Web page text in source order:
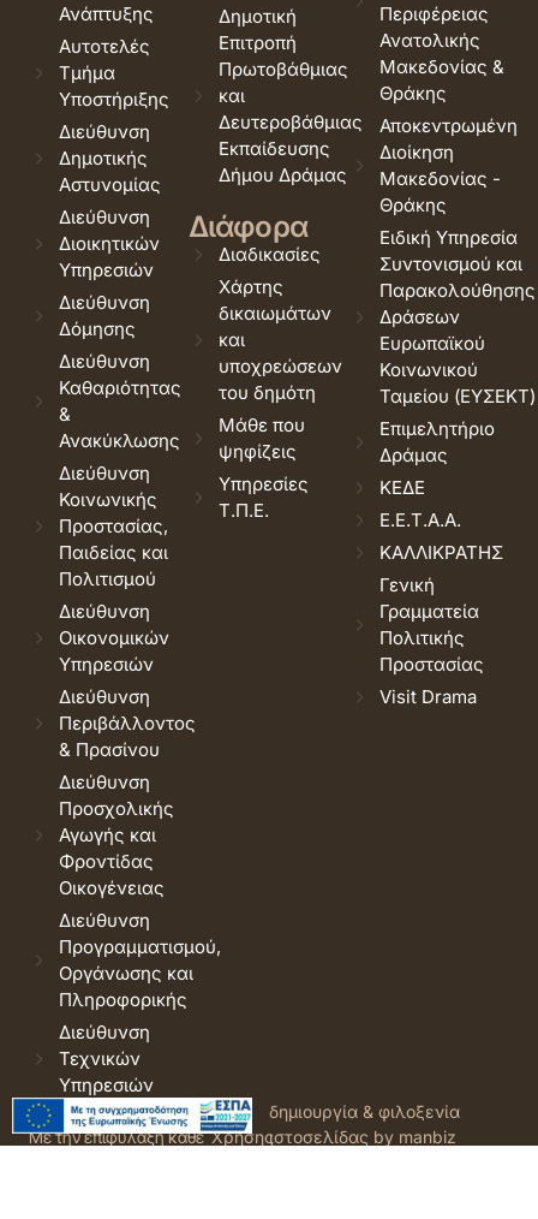
Ανάπτυξης
Αυτοτελές
Τμήμα
Υποστήριξης
Διεύθυνση
Δημοτικής
Αστυνομίας
Διεύθυνση
Διοικητικών
Υπηρεσιών
Διεύθυνση
Δόμησης
Διεύθυνση
Καθαριότητας
&
Ανακύκλωσης
Διεύθυνση
Κοινωνικής
Προστασίας,
Παιδείας και
Πολιτισμού
Διεύθυνση
Οικονομικών
Υπηρεσιών
Διεύθυνση
Περιβάλλοντος
& Πρασίνου
Διεύθυνση
Προσχολικής
Αγωγής και
Φροντίδας
Οικογένειας
Διεύθυνση
Προγραμματισμού,
Οργάνωσης και
Πληροφορικής
Διεύθυνση
Τεχνικών
Υπηρεσιών
Δημοτική
Επιτροπή
Πρωτοβάθμιας
και
Δευτεροβάθμιας
Εκπαίδευσης
Δήμου Δράμας
Διάφορα
Διαδικασίες
Χάρτης
δικαιωμάτων
και
υποχρεώσεων
του δημότη
Μάθε που
ψηφίζεις
Υπηρεσίες
Τ.Π.Ε.
Περιφέρειας
Ανατολικής
Μακεδονίας &
Θράκης
Αποκεντρωμένη
Διοίκηση
Μακεδονίας -
Θράκης
Ειδική Υπηρεσία
Συντονισμού και
Παρακολούθησης
Δράσεων
Ευρωπαϊκού
Κοινωνικού
Ταμείου (ΕΥΣΕΚΤ)
Επιμελητήριο
Δράμας
ΚΕΔΕ
Ε.Ε.Τ.Α.Α.
ΚΑΛΛΙΚΡΑΤΗΣ
Γενική
Γραμματεία
Πολιτικής
Προστασίας
Visit Drama
© 2026 Δήμος Δράμας.
Με την επιφύλαξη κάθε
Όροι
Χρήσης
δημιουργία & φιλοξενία
ιστοσελίδας by manbiz